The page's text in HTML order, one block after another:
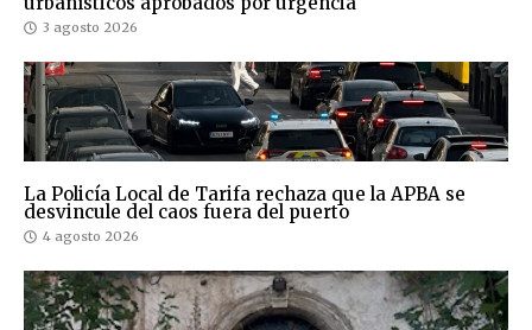
3 agosto 2026
La Policía Local de Tarifa rechaza que la APBA se
desvincule del caos fuera del puerto
4 agosto 2026